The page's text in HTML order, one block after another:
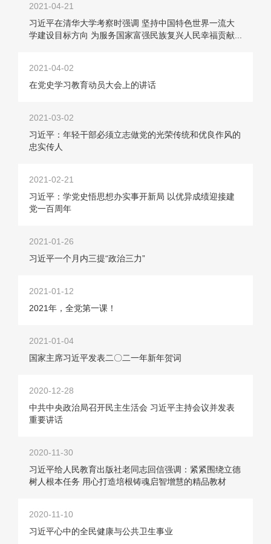
2021-04-21
习近平在清华大学考察时强调 坚持中国特色世界一流大
学建设目标方向 为服务国家富强民族复兴人民幸福贡献...
2021-04-02
在党史学习教育动员大会上的讲话
2021-03-02
习近平：年轻干部必须立志做党的光荣传统和优良作风的
忠实传人
2021-02-21
习近平：学党史悟思想办实事开新局 以优异成绩迎接建
党一百周年
2021-01-26
习近平一个月内三提“政治三力”
2021-01-12
2021年，全党第一课！
2021-01-04
国家主席习近平发表二〇二一年新年贺词
2020-12-28
中共中央政治局召开民主生活会 习近平主持会议并发表
重要讲话
2020-11-30
习近平给人民教育出版社老同志回信强调：紧紧围绕立德
树人根本任务 用心打造培根铸魂启智增慧的精品教材
2020-11-10
习近平心中的全民健康与公共卫生事业